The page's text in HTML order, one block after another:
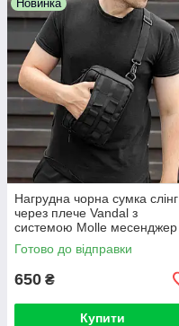
Новинка
Нагрудна чорна сумка слінг
через плече Vandal з
системою Molle месенджер
Готово до відправки
650 ₴
Купити